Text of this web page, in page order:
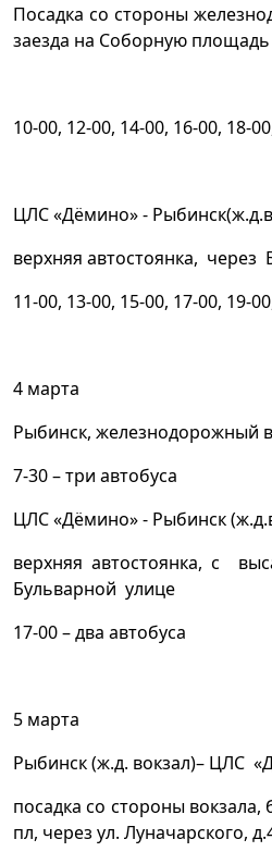
Посадка со стороны
заезда на Соборную площадь
10-00, 12-00, 14-00, 16-00, 18-
ЦЛС «Дёмино» -
верхняя автостоянка,
11-00, 13-00, 15-00, 17-00, 19-
4 марта
Рыбинск, железнодорожный
7-30 – три автобуса
ЦЛС «Дёмино» - Рыбинск
верхняя автостоянка, с
Бульварной улице
17-00 – два автобуса
5 марта
Рыбинск (ж.д. вокзал)– ЦЛС
посадка со стороны
пл, через ул. Луначарского,